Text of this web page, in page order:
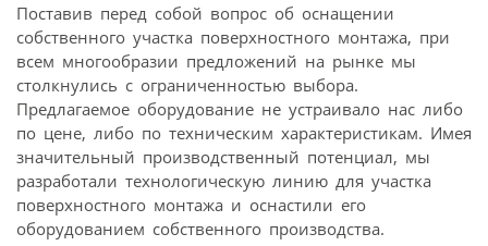
Поставив перед собой вопрос об оснащении
собственного участка поверхностного монтажа, при
всем многообразии предложений на рынке мы
столкнулись с ограниченностью выбора.
Предлагаемое оборудование не устраивало нас либо
по цене, либо по техническим характеристикам. Имея
значительный производственный потенциал, мы
разработали технологическую линию для участка
поверхностного монтажа и оснастили его
оборудованием собственного производства.